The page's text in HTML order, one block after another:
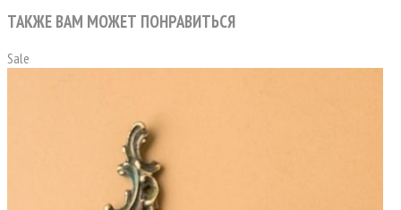
ТАКЖЕ ВАМ МОЖЕТ ПОНРАВИТЬСЯ
Sale